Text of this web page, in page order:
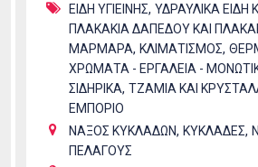
ΕΙΔΗ ΥΓΙΕΙΝΗΣ, ΥΔΡΑΥΛΙΚΑ ΕΙΔΗ
ΠΛΑΚΑΚΙΑ ΔΑΠΕΔΟΥ ΚΑΙ
ΜΑΡΜΑΡΑ, ΚΛΙΜΑΤΙΣΜΟΣ,
ΧΡΩΜΑΤΑ - ΕΡΓΑΛΕΙΑ -
ΣΙΔΗΡΙΚΑ, ΤΖΑΜΙΑ ΚΑΙ
ΕΜΠΟΡΙΟ
ΝΑΞΟΣ ΚΥΚΛΑΔΩΝ, ΚΥΚΛΑΔΕΣ,
ΠΕΛΑΓΟΥΣ